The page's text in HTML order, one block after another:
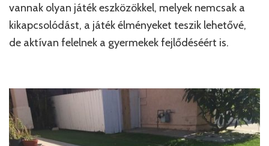
vannak olyan játék eszközökkel, melyek nemcsak a
kikapcsolódást, a játék élményeket teszik lehetővé,
de aktívan felelnek a gyermekek fejlődéséért is.